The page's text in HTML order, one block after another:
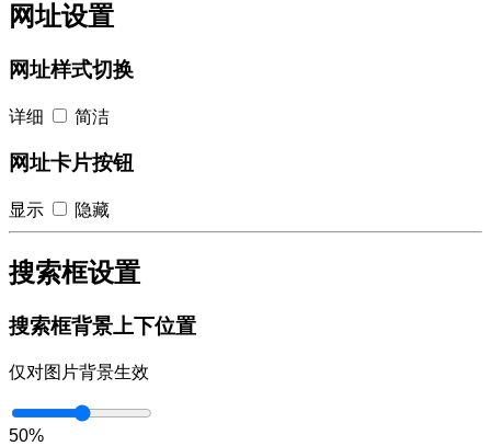
网址设置
网址样式切换
详细 简洁
网址卡片按钮
显示 隐藏
搜索框设置
搜索框背景上下位置
仅对图片背景生效
50%